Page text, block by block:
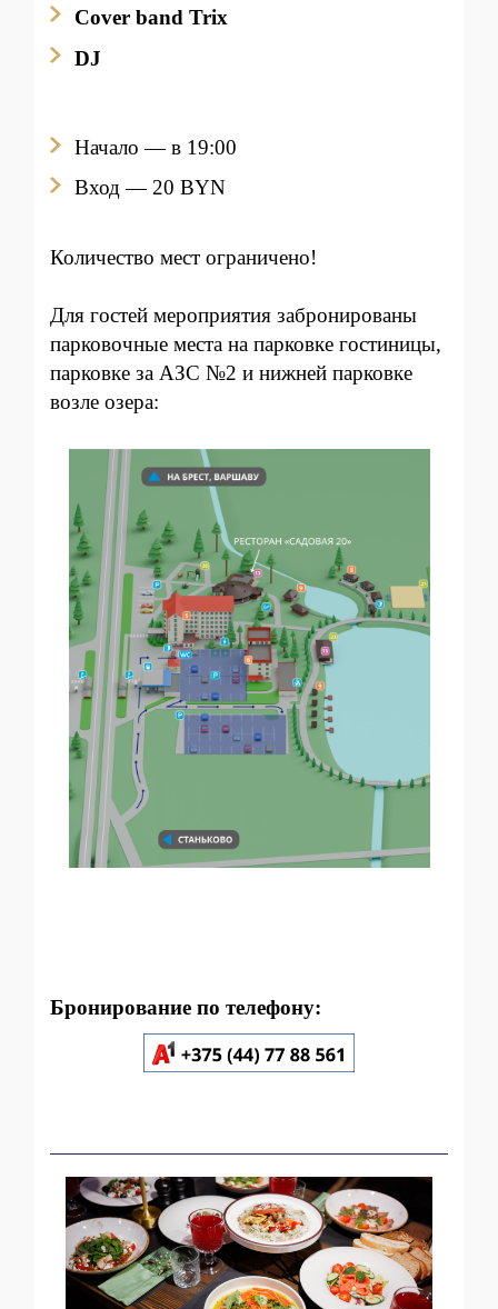
Cover band Trix
DJ
Начало — в 19:00
Вход — 20 BYN
Количество мест ограничено!
Для гостей мероприятия забронированы
парковочные места на парковке гостиницы,
парковке за АЗС №2 и нижней парковке
возле озера:
Бронирование по телефону: